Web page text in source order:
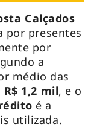
Calçados
por presentes
por
a
médio das
R$ 1,2 mil, e o
é a
utilizada.